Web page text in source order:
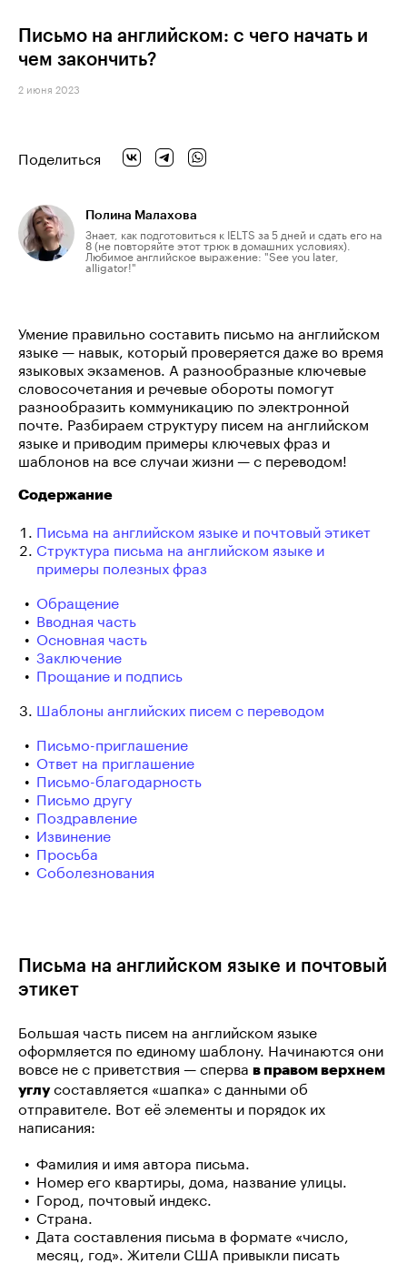
Письмо на английском: с чего начать и
чем закончить?
2 июня 2023
Поделиться
Полина Малахова
Знает, как подготовиться к IELTS за 5 дней и сдать его на
8 (не повторяйте этот трюк в домашних условиях).
Любимое английское выражение: "See you later,
alligator!"
Умение правильно составить письмо на английском
языке — навык, который проверяется даже во время
языковых экзаменов. А разнообразные ключевые
словосочетания и речевые обороты помогут
разнообразить коммуникацию по электронной
почте. Разбираем структуру писем на английском
языке и приводим примеры ключевых фраз и
шаблонов на все случаи жизни — с переводом!
Содержание
Письма на английском языке и почтовый этикет
Структура письма на английском языке и
примеры полезных фраз
Обращение
Вводная часть
Основная часть
Заключение
Прощание и подпись
Шаблоны английских писем с переводом
Письмо-приглашение
Ответ на приглашение
Письмо-благодарность
Письмо другу
Поздравление
Извинение
Просьба
Соболезнования
Письма на английском языке и почтовый
этикет
Большая часть писем на английском языке
оформляется по единому шаблону. Начинаются они
вовсе не с приветствия — сперва в правом верхнем
углусоставляется «шапка» с данными об
отправителе. Вот её элементы и порядок их
написания:
Фамилия и имя автора письма.
Номер его квартиры, дома, название улицы.
Город, почтовый индекс.
Страна.
Дата составления письма в формате «число,
месяц, год». Жители США привыкли писать